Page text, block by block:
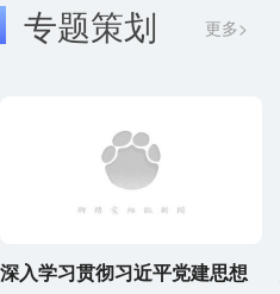
专题策划 更多>
深入学习贯彻习近平党建思想